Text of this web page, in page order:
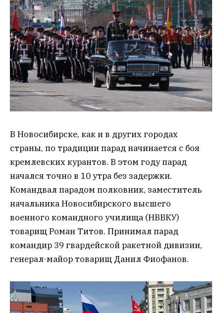
В Новосибирске, как и в других городах
страны, по традиции парад начинается с боя
кремлевских курантов. В этом году парад
начался точно в 10 утра без задержки.
Командвал парадом полковник, заместитель
начальника Новосибирского высшего
военного командного училища (НВВКУ)
товарищ Роман Титов. Принимал парад
командир 39 гвардейской ракетной дивизии,
генерал-майор товарищ Данил Фиофанов.